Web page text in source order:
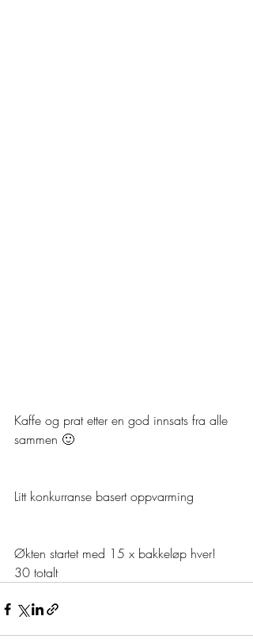
Kaffe og prat etter en god innsats fra alle
sammen 🙂
Litt konkurranse basert oppvarming
Økten startet med 15 x bakkeløp hver!
30 totalt